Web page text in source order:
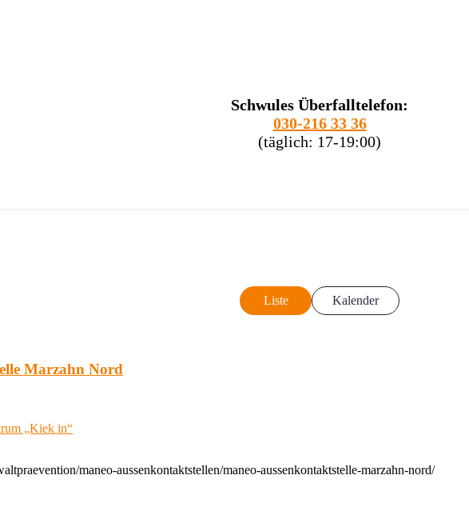
Schwules Überfalltelefon:
030-216 33 36
(täglich: 17-19:00)
Liste Kalender
Marzahn Nord
„Kiek in“
maneo-aussenkontaktstellen/maneo-aussenkontaktstelle-marzahn-nord/